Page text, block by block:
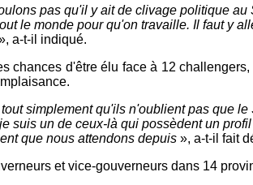
pas qu'il y ait de clivage politique
le monde pour qu'on travaille. Il faut y
a-t-il indiqué.
chances d'être élu face à 12
simplement qu'ils n'oublient pas que
suis un de ceux-là qui possèdent un
que nous attendons depuis », a-t-il fait
et vice-gouverneurs dans 14